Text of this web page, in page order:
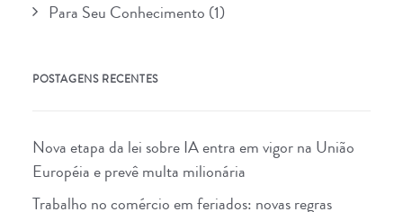
Para Seu Conhecimento (1)
POSTAGENS RECENTES
Nova etapa da lei sobre IA entra em vigor na União
Européia e prevê multa milionária
Trabalho no comércio em feriados: novas regras